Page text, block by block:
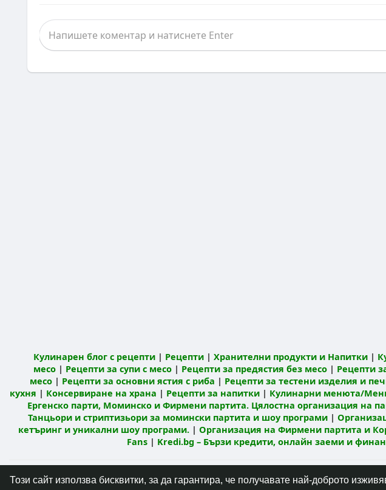
Този сайт използва бисквитки, за да гарантира, че получавате най-доброто
Кулинарен блог с рецепти| Рецепти| Хранителни продукти и Напитки|
месо| Рецепти за супи с месо| Рецепти за предястия без месо| Рецепти
месо| Рецепти за основни ястия с риба | Рецепти за тестени изделия и
кухня | Консервиране на храна | Рецепти за напитки| Кулинарни менюта/
Ергенско парти, Моминско и Фирмени партита. Цялостна организация на
Танцьори и стриптизьори за момински партита и шоу програми |
кетъринг и уникални шоу програми. | Организация на Фирмени партита и
Fans | Kredi.bg – Бързи кредити, онлайн заеми и
© 2026 Кулинарна мрежа Mandja.bg Начало Относно Контакт